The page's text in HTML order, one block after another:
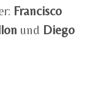
Francisco
und Diego